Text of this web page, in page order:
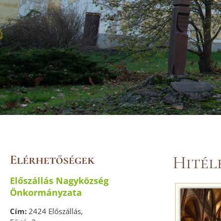
Elérhetőségek
Előszállás Nagyközség
Önkormányzata
Cím: 2424 Előszállás,